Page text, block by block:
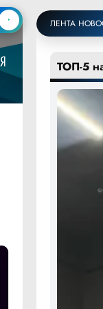
ЛЕНТА
ТОП-5